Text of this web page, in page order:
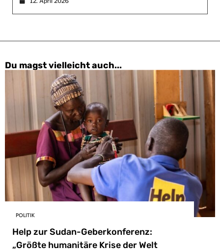
Du magst vielleicht auch...
POLITIK
Help zur Sudan-Geberkonferenz:
„Größte humanitäre Krise der Welt